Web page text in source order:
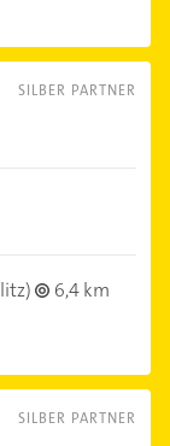
SILBER PARTNER
6,4 km
SILBER PARTNER